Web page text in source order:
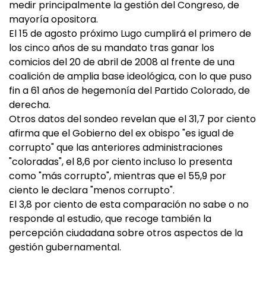
medir principalmente la gestión del Congreso, de
mayoría opositora.
El 15 de agosto próximo Lugo cumplirá el primero de
los cinco años de su mandato tras ganar los
comicios del 20 de abril de 2008 al frente de una
coalición de amplia base ideológica, con lo que puso
fin a 61 años de hegemonía del Partido Colorado, de
derecha.
Otros datos del sondeo revelan que el 31,7 por ciento
afirma que el Gobierno del ex obispo "es igual de
corrupto" que las anteriores administraciones
"coloradas", el 8,6 por ciento incluso lo presenta
como "más corrupto", mientras que el 55,9 por
ciento le declara "menos corrupto".
El 3,8 por ciento de esta comparación no sabe o no
responde al estudio, que recoge también la
percepción ciudadana sobre otros aspectos de la
gestión gubernamental.